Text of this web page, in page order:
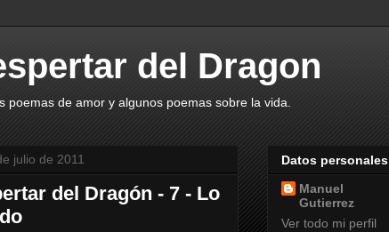
del Dragon
de amor y algunos poemas sobre la vida.
julio de 2011
del Dragón - 7 - Lo
Datos personales
Manuel
Gutierrez
Ver todo mi perfil